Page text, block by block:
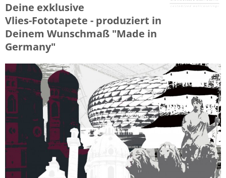
Deine exklusive
Vlies-Fototapete - produziert in
Deinem Wunschmaß "Made in
Germany"